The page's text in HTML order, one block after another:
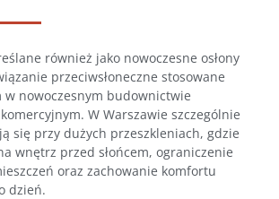
również jako nowoczesne osłony
przeciwsłoneczne stosowane
w nowoczesnym budownictwie
W Warszawie szczególnie
się przy dużych przeszkleniach, gdzie
wnętrz przed słońcem, ograniczenie
oraz zachowanie komfortu
dzień.